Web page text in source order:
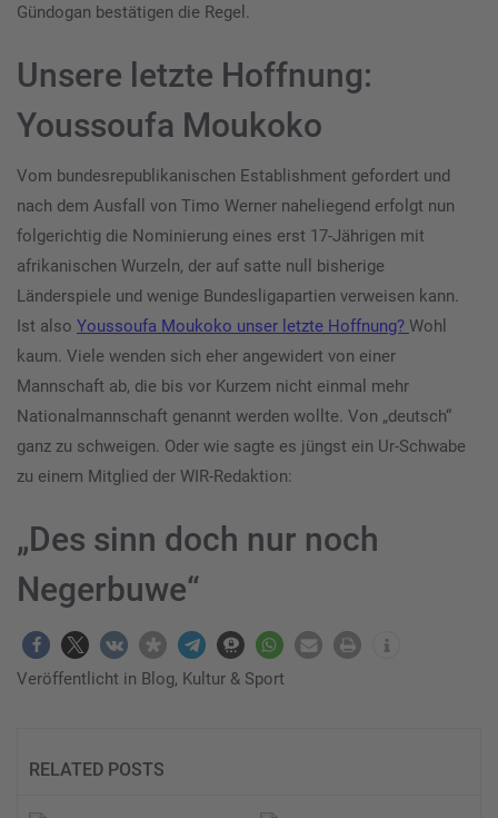
Gündogan bestätigen die Regel.
Unsere letzte Hoffnung:
Youssoufa Moukoko
Vom bundesrepublikanischen Establishment gefordert und
nach dem Ausfall von Timo Werner naheliegend erfolgt nun
folgerichtig die Nominierung eines erst 17-Jährigen mit
afrikanischen Wurzeln, der auf satte null bisherige
Länderspiele und wenige Bundesligapartien verweisen kann.
Ist also Youssoufa Moukoko unser letzte Hoffnung? Wohl
kaum. Viele wenden sich eher angewidert von einer
Mannschaft ab, die bis vor Kurzem nicht einmal mehr
Nationalmannschaft genannt werden wollte. Von „deutsch“
ganz zu schweigen. Oder wie sagte es jüngst ein Ur-Schwabe
zu einem Mitglied der WIR-Redaktion:
„Des sinn doch nur noch
Negerbuwe“
Veröffentlicht in Blog, Kultur & Sport
RELATED POSTS